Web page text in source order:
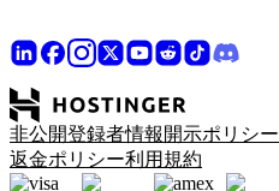
非公開登録者情報開示ポリシー
返金ポリシー利用規約